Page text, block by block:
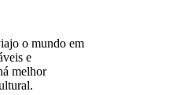
o mundo em
e
melhor